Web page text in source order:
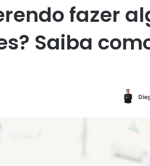
fazer
Saiba